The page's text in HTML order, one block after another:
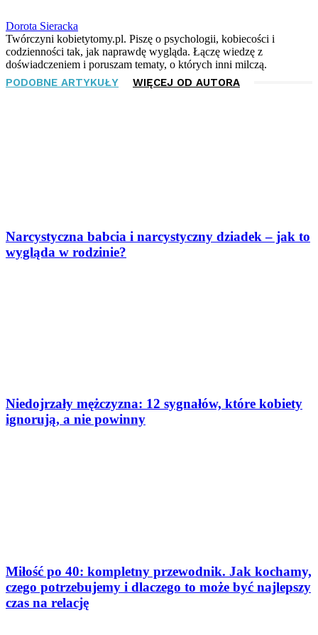
Dorota Sieracka
Twórczyni kobietytomy.pl. Piszę o psychologii, kobiecości i
codzienności tak, jak naprawdę wygląda. Łączę wiedzę z
doświadczeniem i poruszam tematy, o których inni milczą.
PODOBNE ARTYKUŁY WIĘCEJ OD AUTORA
Narcystyczna babcia i narcystyczny dziadek – jak to
wygląda w rodzinie?
Niedojrzały mężczyzna: 12 sygnałów, które kobiety
ignorują, a nie powinny
Miłość po 40: kompletny przewodnik. Jak kochamy,
czego potrzebujemy i dlaczego to może być najlepszy
czas na relację